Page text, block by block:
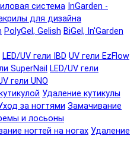
система InGarden -
для дизайна
PolyGel, Gelish BiGel, In'Garden
LED/UV гели IBD UV гели EzFlow
SuperNail LED/UV гели
гели UNO
Удаление кутикулы
за ногтями Замачивание
и лосьоны
ногтей на ногах Удаление